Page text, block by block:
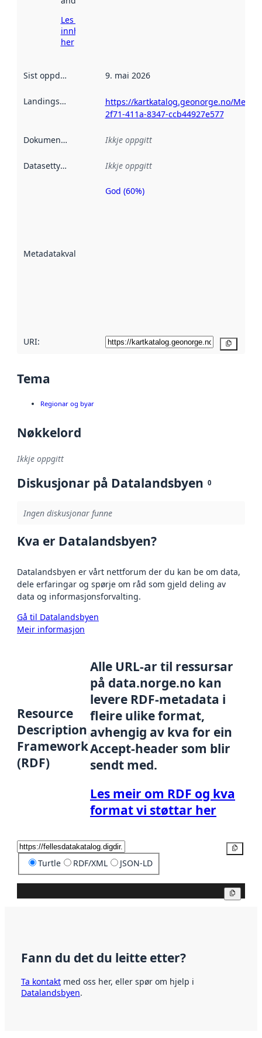
Les meir om
innhenting
her
Sist oppdatert 9. mai 2026
Landingsside
https://kartkatalog.geonorge.no/
2f71-411a-8347-ccb44927e577
Dokumentasjon Ikkje oppgitt
Datasettype Ikkje oppgitt
Metadatakvalitet
Metadatakvalitet
God (60%)
URI:
Tema
Regionar og byar
Nøkkelord
Ikkje oppgitt
Diskusjonar på Datalandsbyen 0
Ingen diskusjonar funne
Kva er Datalandsbyen?
Datalandsbyen er vårt nettforum der du kan be om data,
dele erfaringar og spørje om råd som gjeld deling av
data og informasjonsforvalting.
Gå til Datalandsbyen
Meir informasjon
Resource
Description
Framework
(RDF)
Alle URL-ar til ressursar
på data.norge.no kan
levere RDF-metadata i
fleire ulike format,
avhengig av kva for ein
Accept-header som blir
sendt med.
Les meir om RDF og kva
format vi støttar her
Turtle RDF/XML JSON-LD
Fann du det du leitte etter?
Ta kontakt med oss her, eller spør om hjelp i
Datalandsbyen.